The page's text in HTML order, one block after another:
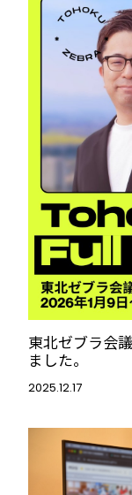
東北ゼブラ会
ました。
2025.12.17